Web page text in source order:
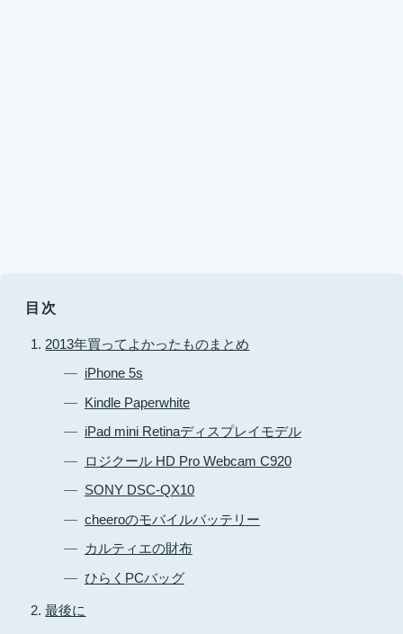
目次
2013年買ってよかったものまとめ
iPhone 5s
Kindle Paperwhite
iPad mini Retinaディスプレイモデル
ロジクール HD Pro Webcam C920
SONY DSC-QX10
cheeroのモバイルバッテリー
カルティエの財布
ひらくPCバッグ
最後に